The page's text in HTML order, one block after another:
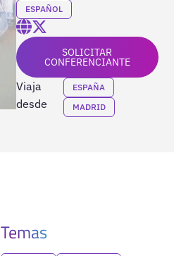
ESPAÑOL
SOLICITAR
CONFERENCIANTE
Viaja
desde
ESPAÑA
MADRID
Temas